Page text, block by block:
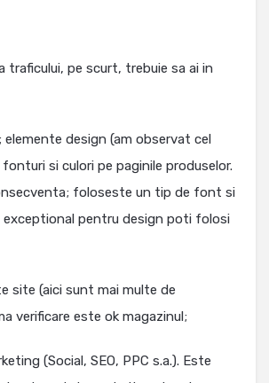
traficului, pe scurt, trebuie sa ai in
elemente design (am observat cel
si culori pe paginile produselor.
foloseste un tip de font si
exceptional pentru design poti folosi
site (aici sunt mai multe de
verificare este ok magazinul;
(Social, SEO, PPC s.a.). Este